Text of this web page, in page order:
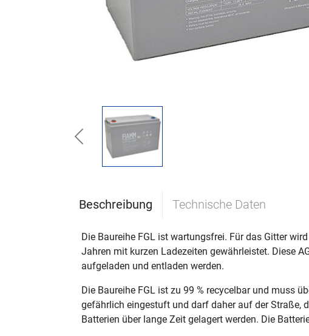
Previous
Beschreibung Technische Daten
Die Baureihe FGL ist wartungsfrei. Für das Gitter
Jahren mit kurzen Ladezeiten gewährleistet. Diese
aufgeladen und entladen werden.
Die Baureihe FGL ist zu 99 % recycelbar und muss
gefährlich eingestuft und darf daher auf der Straße,
Batterien über lange Zeit gelagert werden. Die